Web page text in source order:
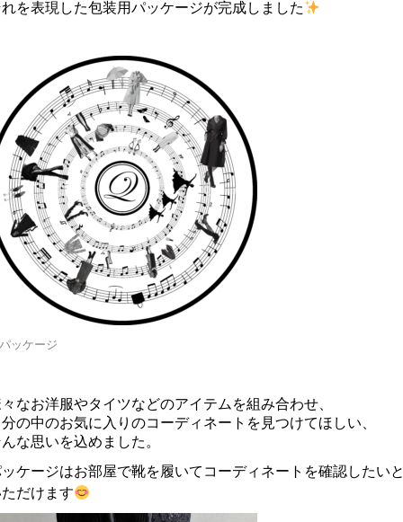
を表現した包装用パッケージが完成しました
ッケージ
なお洋服やタイツなどのアイテムを組み合わせ、
の中のお気に入りのコーディネートを見つけてほしい、
な思いを込めました。
ケージはお部屋で靴を履いてコーディネートを確認したい
だけます